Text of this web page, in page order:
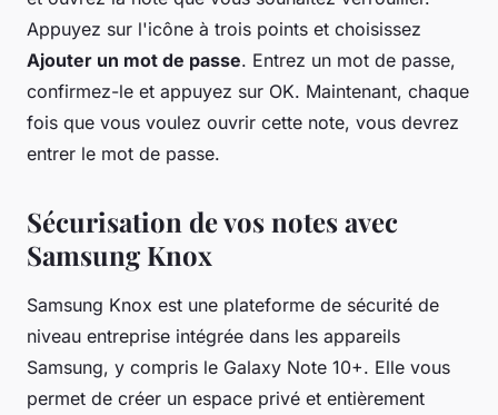
Appuyez sur l'icône à trois points et choisissez
Ajouter un mot de passe. Entrez un mot de passe,
confirmez-le et appuyez sur OK. Maintenant, chaque
fois que vous voulez ouvrir cette note, vous devrez
entrer le mot de passe.
Sécurisation de vos notes avec
Samsung Knox
Samsung Knox est une plateforme de sécurité de
niveau entreprise intégrée dans les appareils
Samsung, y compris le Galaxy Note 10+. Elle vous
permet de créer un espace privé et entièrement